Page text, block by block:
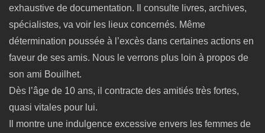
exhaustive de documentation. Il consulte livres, archives,
spécialistes, va voir les lieux concernés. Même
détermination poussée à l’excès dans certaines actions en
faveur de ses amis. Nous le verrons plus loin à propos de
son ami Bouilhet.
Dès l’âge de 10 ans, il contracte des amitiés très fortes,
quasi vitales pour lui.
Il montre une indulgence excessive envers les femmes de